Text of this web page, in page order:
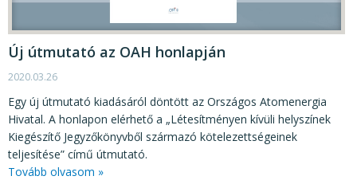
JOGI SZABÁLYOZÁS, ÚTMUTATÓK
KIADVÁNYOK, JELENTÉSEK
NYOMTATVÁNYOK, SZOFTVEREK
E-ÜGYINTÉZÉS
Új útmutató az OAH honlapján
2020.03.26
Egy új útmutató kiadásáról döntött az Országos Atomenergia
Hivatal. A honlapon elérhető a „Létesítményen kívüli helyszínek
Kiegészítő Jegyzőkönyvből származó kötelezettségeinek
teljesítése” című útmutató.
Tovább olvasom »